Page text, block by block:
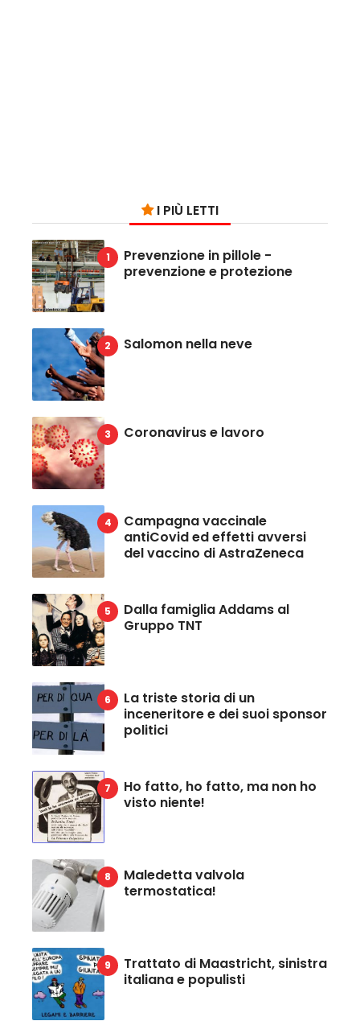
I PIÙ LETTI
Prevenzione in pillole -
prevenzione e protezione
Salomon nella neve
Coronavirus e lavoro
Campagna vaccinale
antiCovid ed effetti avversi
del vaccino di AstraZeneca
Dalla famiglia Addams al
Gruppo TNT
La triste storia di un
inceneritore e dei suoi sponsor
politici
Ho fatto, ho fatto, ma non ho
visto niente!
Maledetta valvola
termostatica!
Trattato di Maastricht, sinistra
italiana e populisti